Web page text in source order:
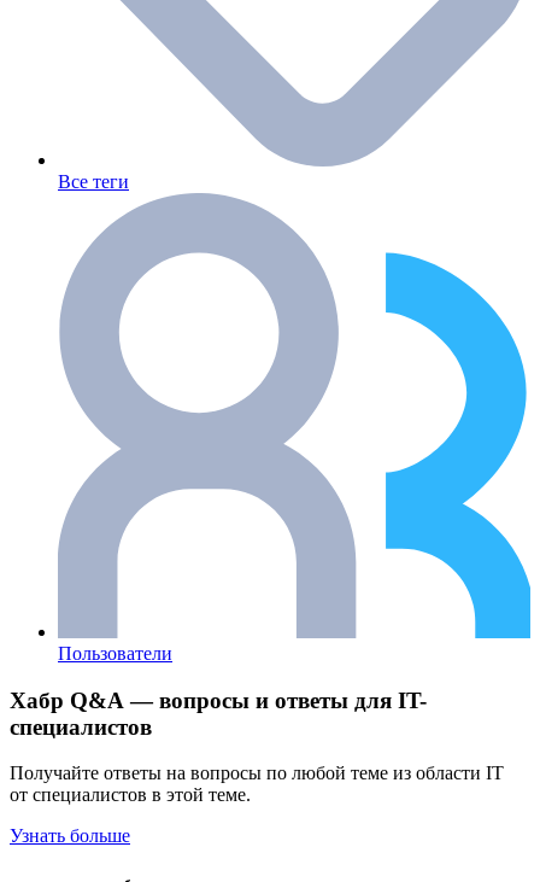
Все теги
Пользователи
Хабр Q&A — вопросы и ответы для IT-
специалистов
Получайте ответы на вопросы по любой теме из области IT
от специалистов в этой теме.
Узнать больше